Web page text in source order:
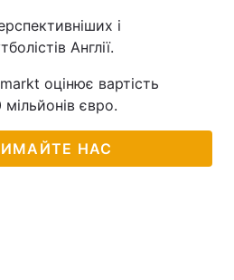
і
Англії.
оцінює вартість
євро.
НАС